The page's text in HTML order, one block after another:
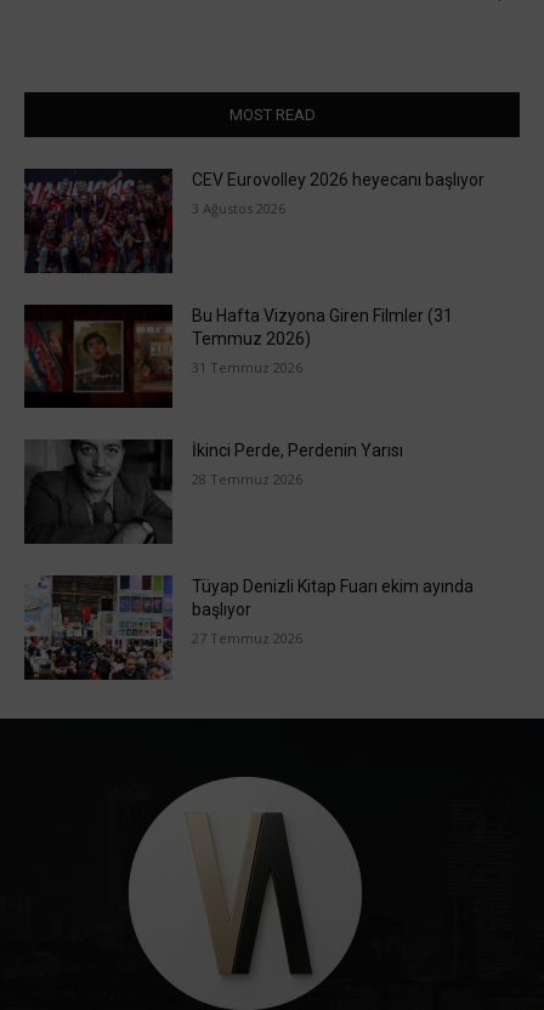
MOST READ
CEV Eurovolley 2026 heyecanı başlıyor
3 Ağustos 2026
Bu Hafta Vizyona Giren Filmler (31
Temmuz 2026)
31 Temmuz 2026
İkinci Perde, Perdenin Yarısı
28 Temmuz 2026
Tüyap Denizli Kitap Fuarı ekim ayında
başlıyor
27 Temmuz 2026